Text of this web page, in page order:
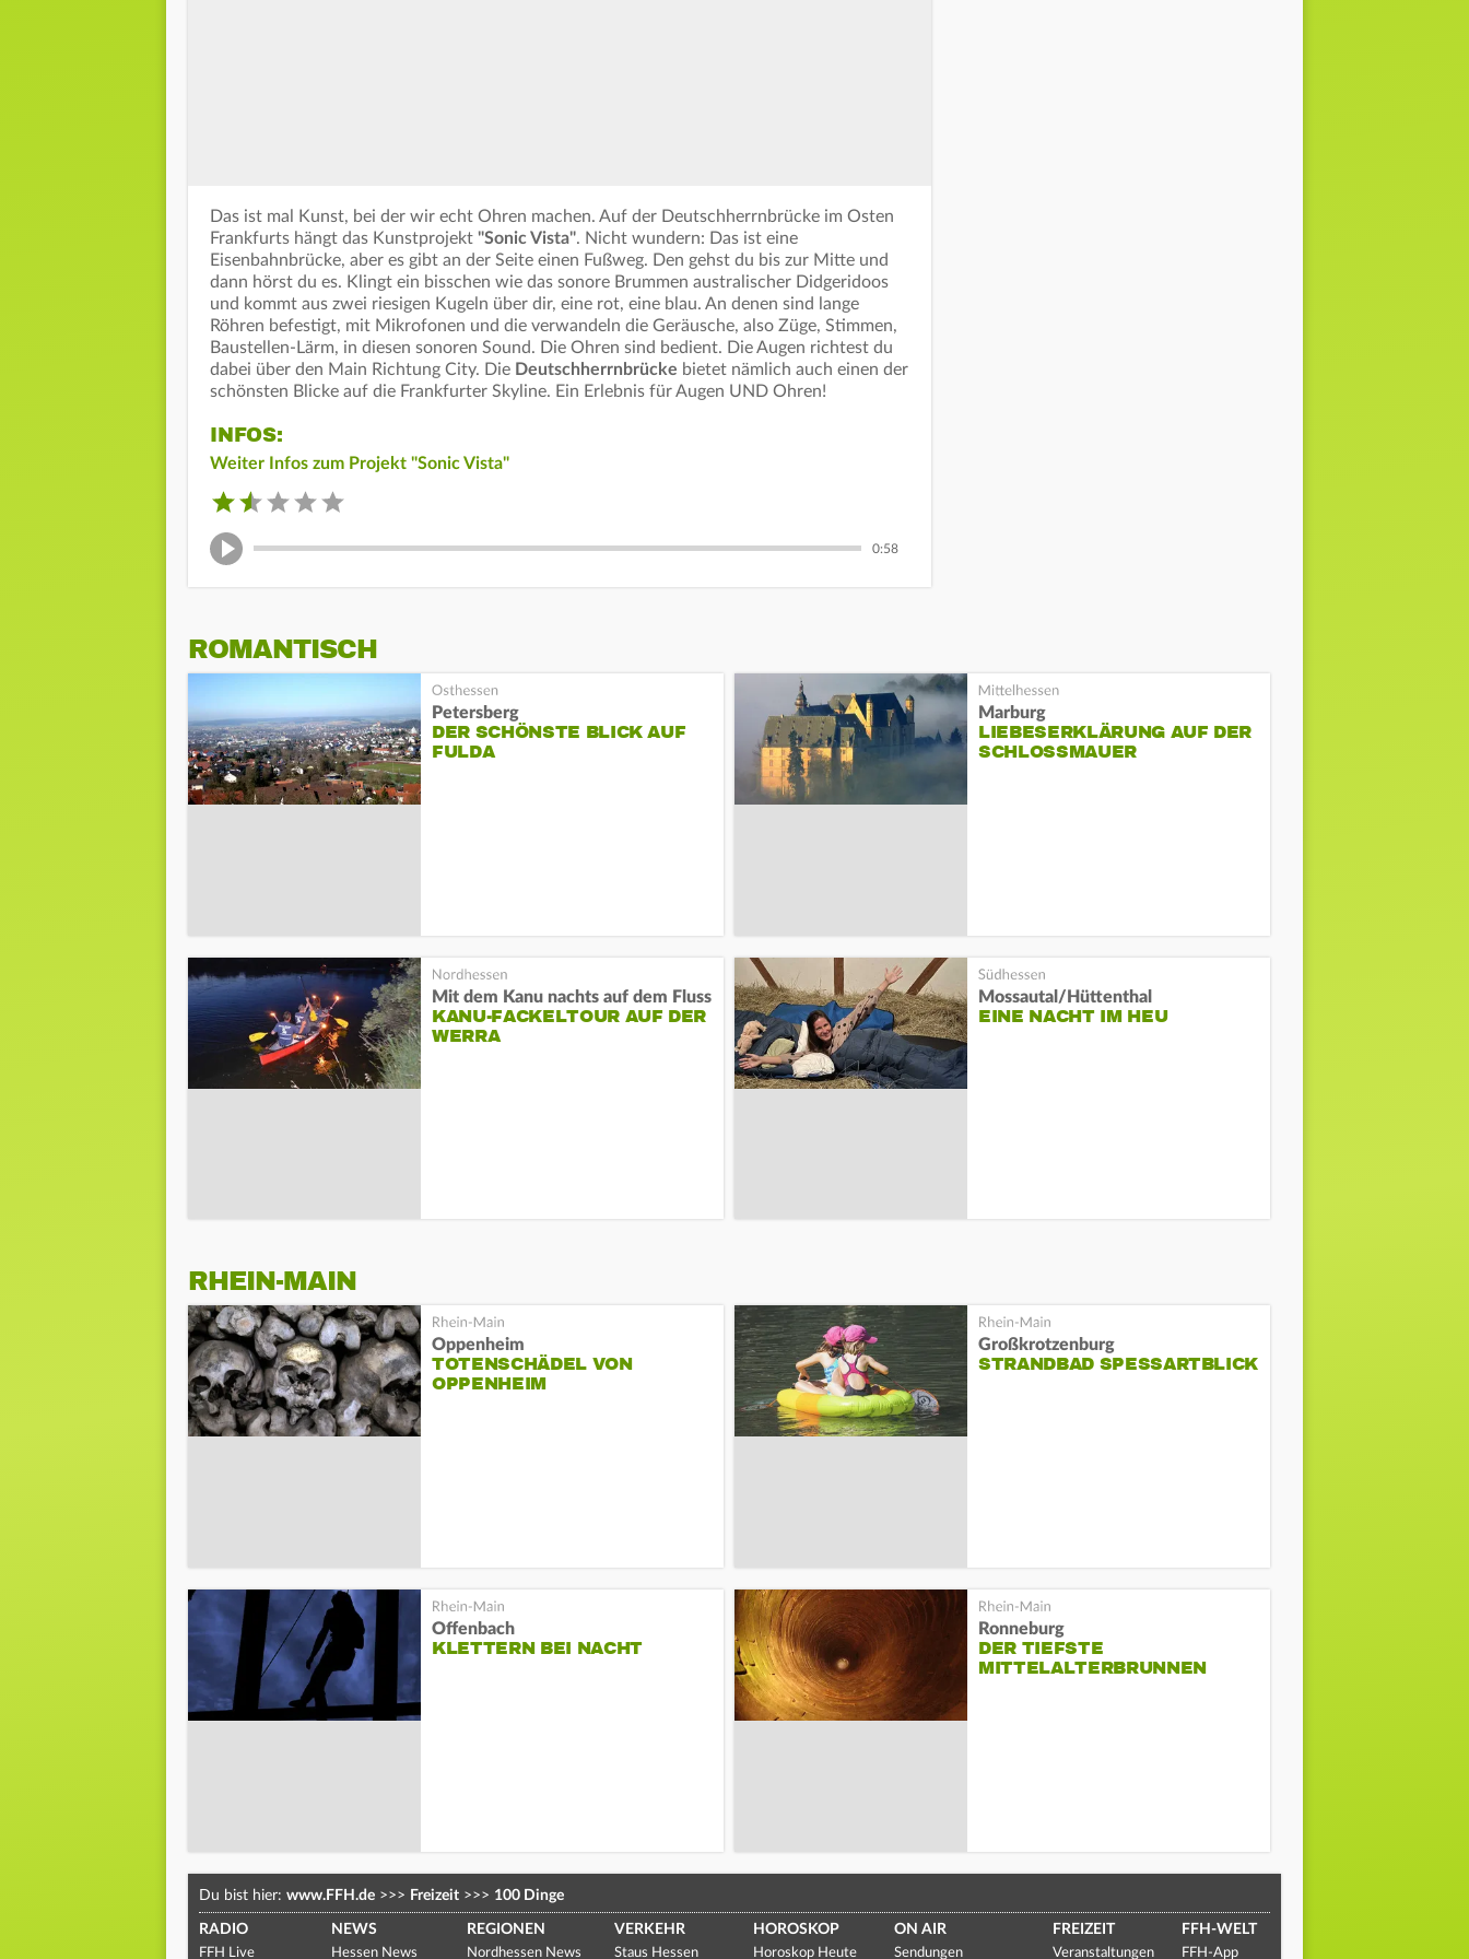
Das ist mal Kunst, bei der wir echt Ohren machen. Auf der Deutschherrnbrücke im Osten
Frankfurts hängt das Kunstprojekt "Sonic Vista". Nicht wundern: Das ist eine
Eisenbahnbrücke, aber es gibt an der Seite einen Fußweg. Den gehst du bis zur Mitte und
dann hörst du es. Klingt ein bisschen wie das sonore Brummen australischer Didgeridoos
und kommt aus zwei riesigen Kugeln über dir, eine rot, eine blau. An denen sind lange
Röhren befestigt, mit Mikrofonen und die verwandeln die Geräusche, also Züge, Stimmen,
Baustellen-Lärm, in diesen sonoren Sound. Die Ohren sind bedient. Die Augen richtest du
dabei über den Main Richtung City. Die Deutschherrnbrücke bietet nämlich auch einen der
schönsten Blicke auf die Frankfurter Skyline. Ein Erlebnis für Augen UND Ohren!
INFOS:
Weiter Infos zum Projekt "Sonic Vista"
0:58
ROMANTISCH
Petersberg
DER SCHÖNSTE BLICK AUF
FULDA
Mit dem Kanu nachts auf dem Fluss
KANU-FACKELTOUR AUF DER
WERRA
Marburg
LIEBESERKLÄRUNG AUF DER
SCHLOSSMAUER
Mossautal/Hüttenthal
EINE NACHT IM HEU
RHEIN-MAIN
Oppenheim
TOTENSCHÄDEL VON
OPPENHEIM
Offenbach
KLETTERN BEI NACHT
Großkrotzenburg
STRANDBAD SPESSARTBLICK
Ronneburg
DER TIEFSTE
MITTELALTERBRUNNEN
Du bist hier: www.FFH.de >>> Freizeit >>> 100 Dinge
RADIO
FFH Live
NEWS
Hessen News
REGIONEN
Nordhessen News
VERKEHR
Staus Hessen
HOROSKOP
Horoskop Heute
ON AIR
Sendungen
FREIZEIT
Veranstaltungen
FFH-WELT
FFH-App